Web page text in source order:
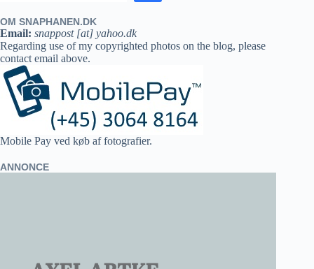
OM SNAPHANEN.DK
Email: snappost [at] yahoo.dk
Regarding use of my copyrighted photos on the blog, please
contact email above.
Mobile Pay ved køb af fotografier.
ANNONCE